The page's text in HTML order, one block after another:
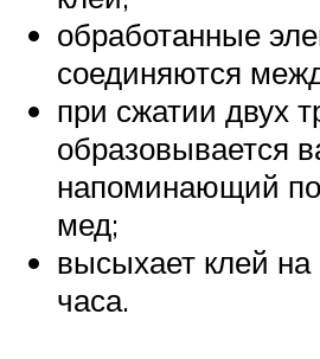
обработанные
соединяются
при сжатии двух
образовывается
напоминающий
мед;
высыхает клей на
часа.